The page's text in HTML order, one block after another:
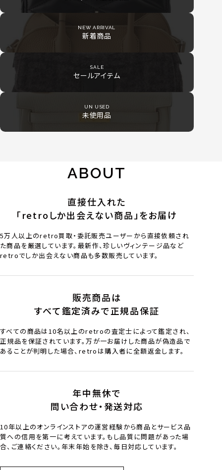
NEW ARRIVAL
新着商品
SALE
セールアイテム
UN USED
未使用品
ABOUT
直接仕入れた
「retroしか出会えない商品」をお届け
5万人以上のretro買取・委託販売ユーザーから直接依頼され
た商品を厳選しています。最新作、珍しいヴィンテージ品など
retroでしか出会えない商品も多数販売しています。
販売商品は
すべて鑑定済みで正規品保証
すべての商品は10名以上のretroの査定士によって鑑定され、
正規品を保証されています。万が一お届けした商品が偽造品で
あることが判明した場合、retroは購入者に全額返金します。
年中無休で
問い合わせ・発送対応
10年以上のオンラインストアの運営経験から商品とサービス品
質への信用を第一に考えています。もし品質に問題があった場
合、ご連絡ください。年末年始を除き、毎日対応しています。